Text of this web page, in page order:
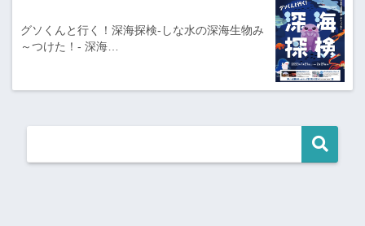
グソくんと行く！深海探検-しな水の深海生物み
～つけた！- 深海…